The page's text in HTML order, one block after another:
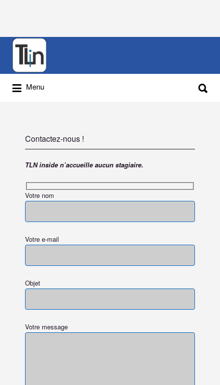
Menu
Contactez-nous !
TLN inside n’accueille aucun stagiaire.
Votre nom
Votre e-mail
Objet
Votre message